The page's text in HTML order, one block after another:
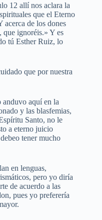
12 allí nos aclara la
que el Eterno
acerca de los dones
que ignoréis.» Y es
tú Esther Ruiz, lo
que por nuestra
anduvo aquí en la
y las blasfemias,
Santo, no le
a eterno juicio
tener mucho
en lenguas,
pero yo diría
de acuerdo a las
pues yo preferería